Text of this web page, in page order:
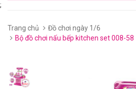
;
Trang chủ
Đồ chơi ngày 1/6
Bộ đồ chơi nấu bếp kitchen set 008-58